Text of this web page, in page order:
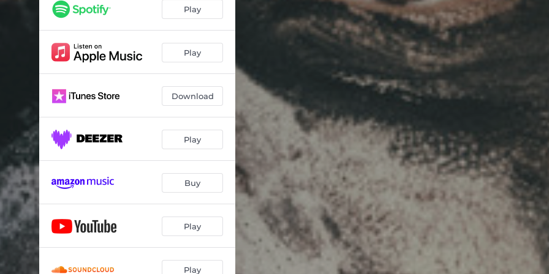
Gracias, Adios
Recuerdos 07:42
Play
Play
Download
Play
Buy
Play
Play